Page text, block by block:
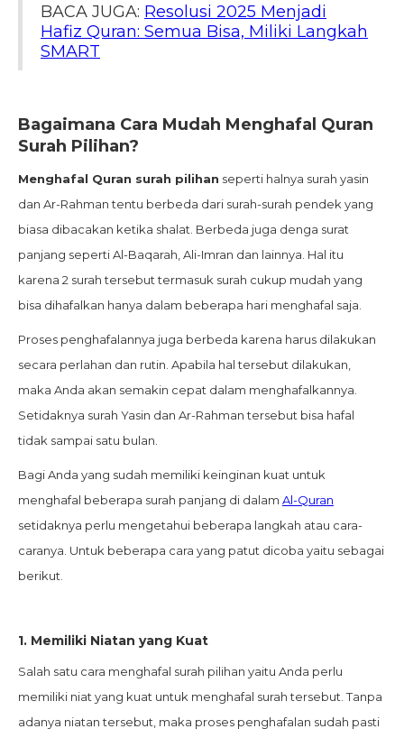
BACA JUGA: Resolusi 2025 Menjadi
Hafiz Quran: Semua Bisa, Miliki Langkah
SMART
Bagaimana Cara Mudah Menghafal Quran
Surah Pilihan?
Menghafal Quran surah pilihan seperti halnya surah yasin
dan Ar-Rahman tentu berbeda dari surah-surah pendek yang
biasa dibacakan ketika shalat. Berbeda juga denga surat
panjang seperti Al-Baqarah, Ali-Imran dan lainnya. Hal itu
karena 2 surah tersebut termasuk surah cukup mudah yang
bisa dihafalkan hanya dalam beberapa hari menghafal saja.
Proses penghafalannya juga berbeda karena harus dilakukan
secara perlahan dan rutin. Apabila hal tersebut dilakukan,
maka Anda akan semakin cepat dalam menghafalkannya.
Setidaknya surah Yasin dan Ar-Rahman tersebut bisa hafal
tidak sampai satu bulan.
Bagi Anda yang sudah memiliki keinginan kuat untuk
menghafal beberapa surah panjang di dalam Al-Quran
setidaknya perlu mengetahui beberapa langkah atau cara-
caranya. Untuk beberapa cara yang patut dicoba yaitu sebagai
berikut.
1. Memiliki Niatan yang Kuat
Salah satu cara menghafal surah pilihan yaitu Anda perlu
memiliki niat yang kuat untuk menghafal surah tersebut. Tanpa
adanya niatan tersebut, maka proses penghafalan sudah pasti